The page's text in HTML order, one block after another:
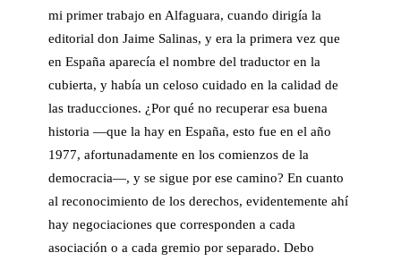
mi primer trabajo en Alfaguara, cuando dirigía la
editorial don Jaime Salinas, y era la primera vez que
en España aparecía el nombre del traductor en la
cubierta, y había un celoso cuidado en la calidad de
las traducciones. ¿Por qué no recuperar esa buena
historia —que la hay en España, esto fue en el año
1977, afortunadamente en los comienzos de la
democracia—, y se sigue por ese camino? En cuanto
al reconocimiento de los derechos, evidentemente ahí
hay negociaciones que corresponden a cada
asociación o a cada gremio por separado. Debo